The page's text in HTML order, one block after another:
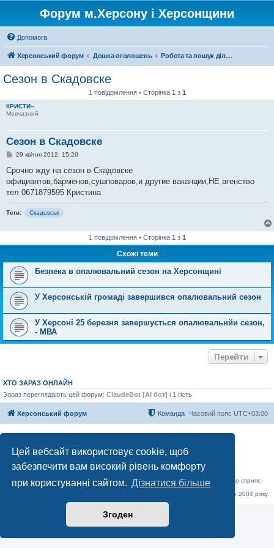
Цей вебсайт використовує cookie, щоб
забезпечити вам високий рівень комфорту
при користуванні сайтом. Дізнатися більше
Згоден
Форум м.Херсону і Херсонщини
Допомога
Херсонський форум Дошка оголошень Робота та пошук ділових партнерів
Сезон в Скадовске
1 повідомлення • Сторінка 1 з 1
КРИСТИ--
Мовчазний
Сезон в Скадовске
П
в
д
о
е
29 квітня 2012, 15:20
Срочно жду на сезон в Скадовске
официантов,барменов,сушповаров,и другие ваканции,НЕ агенство
тел 0671879595 Кристина
Теги: Скадовськ
1 повідомлення • Сторінка 1 з 1
Схожі теми
Безпека в опалювальний сезон на Херсонщині
У Херсонській громаді завершився опалювальний сезон
У Херсоні 25 березня завершується опалювальнйи сезон,
- МВА
Перейти
ХТО ЗАРАЗ ОНЛАЙН
Зараз переглядають цей форум: ClaudeBot [AI бот] і 1 гість
Херсонський форум Часовий пояс UTC+03:00
Команда
Працює на phpBB® Forum Software © phpBB Limited
«Херсонський форум» – приватний, незалежний інтерактивний веб-ресурс, що сприяє
комунікації через глобальну мережу Інтернет.
та приєднуйтесь до дружньої спільноти, яка тут спілкується з 2004 року